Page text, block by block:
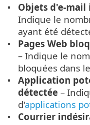
Objets d'e-mail
Indique le
ayant été
Pages Web
– Indique le
bloquées dans
Application
détectée –
d'applications
Courrier